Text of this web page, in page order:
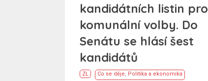
kandidátních listin pro
komunální volby. Do
Senátu se hlásí šest
kandidátů
ZL Co se děje, Politika a ekonomika